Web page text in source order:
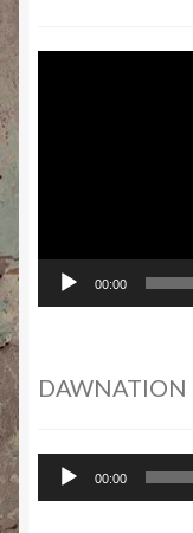
00:00
DAWNATION
Audio-
Player
00:00